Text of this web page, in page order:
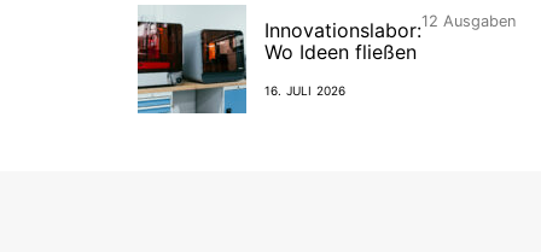
Innovationslabor:
Wo Ideen fließen
16. JULI 2026
12 Ausgaben